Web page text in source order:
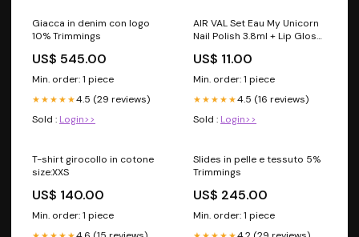
Giacca in denim con logo
10% Trimmings
US$ 545.00
Min. order: 1 piece
★★★★★4.5 (29 reviews)
Sold : Login>>
AIR VAL Set Eau My Unicorn
Nail Polish 3.8ml + Lip Gloss
2x12g + Eay De Toilette 50ml
+ Lima color:Default
US$ 11.00
Min. order: 1 piece
★★★★★4.5 (16 reviews)
Sold : Login>>
T-shirt girocollo in cotone
size:XXS
US$ 140.00
Min. order: 1 piece
Slides in pelle e tessuto 5%
Trimmings
US$ 245.00
Min. order: 1 piece